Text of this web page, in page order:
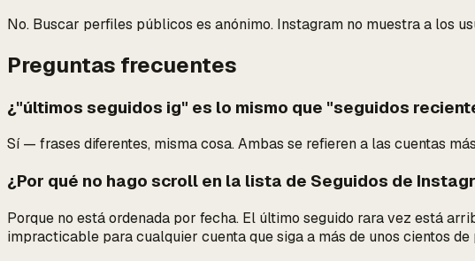
No. Buscar perfiles públicos es anónimo. Instagram no muestra a los
Preguntas frecuentes
¿"últimos seguidos ig" es lo mismo que "seguidos
Sí — frases diferentes, misma cosa. Ambas se refieren a las cuentas
¿Por qué no hago scroll en la lista de Seguidos de
Porque no está ordenada por fecha. El último seguido rara vez está
impracticable para cualquier cuenta que siga a más de unos cientos de